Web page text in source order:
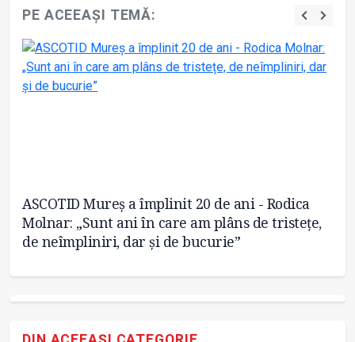
PE ACEEAȘI TEMĂ:
ASCOTID Mureș a împlinit 20 de ani - Rodica
Molnar: „Sunt ani în care am plâns de tristețe,
de neîmpliniri, dar și de bucurie”